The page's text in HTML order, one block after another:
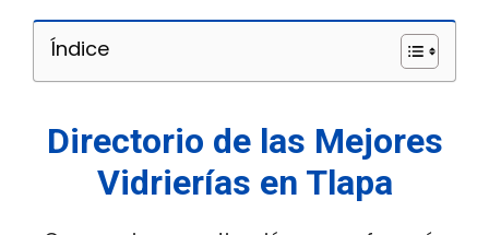
Índice
Directorio de las Mejores
Vidrierías en Tlapa